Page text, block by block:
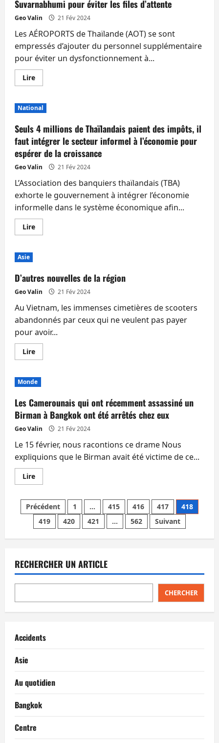
sursis
infligée
à
la
chauffarde
russe
Suvarnabhumi pour éviter les files d’attente
Geo Valin 21 Fév 2024
Les AÉROPORTS de Thaïlande (AOT) se sont
empressés d’ajouter du personnel supplémentaire
pour éviter un dysfonctionnement à...
LireEn
savoir
Pour
répondre
vœu
de
Srettha,
AOT
et
l’immigration
embauchent
centaines
d’agents
à
Suvarnabhumi
pour
les
files
d’attente
National
Seuls 4 millions de Thaïlandais paient des impôts, il
faut intégrer le secteur informel à l’économie pour
espérer de la croissance
Geo Valin 21 Fév 2024
L’Association des banquiers thaïlandais (TBA)
exhorte le gouvernement à intégrer l’économie
informelle dans le système économique afin...
LireEn
savoir
Thaïlandais
paient
des
il
faut
intégrer
le
secteur
informel
à
l’économie
pour
de
la
Asie
D’autres nouvelles de la région
Geo Valin 21 Fév 2024
Au Vietnam, les immenses cimetières de scooters
abandonnés par ceux qui ne veulent pas payer
pour avoir...
LireEn
savoir
D’autres
nouvelles
région
Monde
Les Camerounais qui ont récemment assassiné un
Birman à Bangkok ont été arrêtés chez eux
Geo Valin 21 Fév 2024
Le 15 février, nous racontions ce drame Nous
expliquions que le Birman avait été victime de ce...
LireEn
savoir
Les
Camerounais
qui
ont
récemment
assassiné
Bangkok
ont
arrêtés
Pagination
des
Précédent 1 … 415 416 417
418
419
420 421 … 562 Suivant
RECHERCHER UN ARTICLE
CHERCHER
Accidents
Asie
Au quotidien
Bangkok
Centre